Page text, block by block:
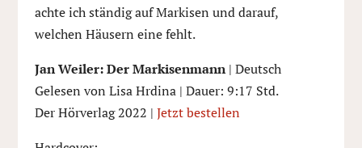
achte ich ständig auf Markisen und darauf,
welchen Häusern eine fehlt.
Jan Weiler: Der Markisenmann| Deutsch
Gelesen von Lisa Hrdina | Dauer: 9:17 Std.
Der Hörverlag 2022 | Jetzt bestellen